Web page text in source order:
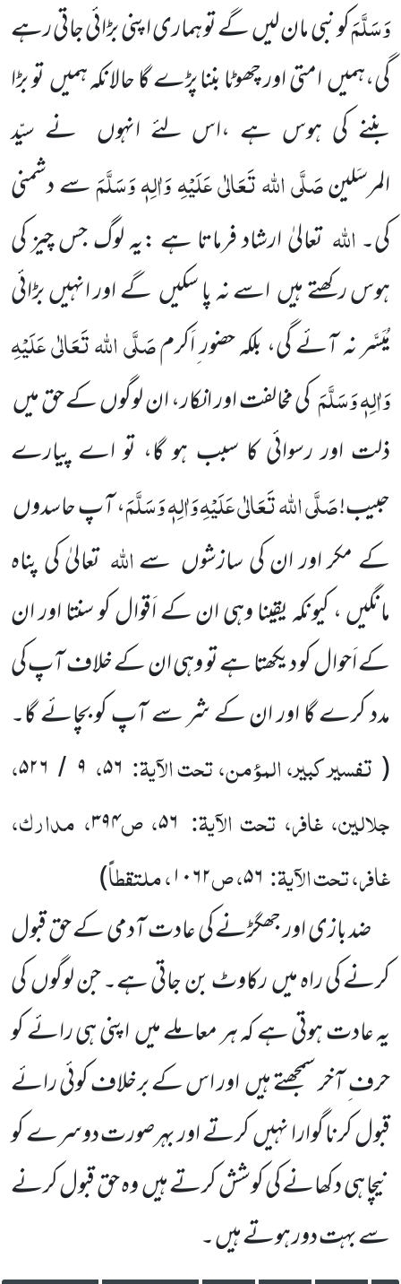
وَسَلَّمَکو نبی مان لیں گے تو ہماری اپنی بڑائی جاتی رہے
گی،ہمیں امتی اور چھوٹا بننا پڑے گا حالانکہ ہمیں تو بڑا
بننے کی ہوس ہے ،اس لئے انہوں نے سیّد
المرسَلینصَلَّی اللہ تَعَالٰی عَلَیْہِ وَاٰلِہٖ وَسَلَّمَسے دشمنی
کی۔اللہ تعالیٰ ارشاد فرماتا ہے :یہ لوگ جس چیز کی
ہوس رکھتے ہیں اسے نہ پا سکیں گے اور انہیں بڑائی
مُیَسَّر نہ آئے گی، بلکہ حضور ِاَکرمصَلَّی اللہ تَعَالٰی عَلَیْہِ
وَاٰلِہٖ وَسَلَّمَکی مخالفت اور انکار، ان لوگوں کے حق میں
ذلت اور رسوائی کا سبب ہو گا، تو اے پیارے
حبیب!صَلَّی اللہ تَعَالٰی عَلَیْہِ وَاٰلِہٖ وَسَلَّمَ، آپ حاسدوں
کے مکر اور ان کی سازشوں سےاللہ تعالیٰ کی پناہ
مانگیں ، کیونکہ یقینا وہی ان کے اَقوال کو سنتا اور ان
کے اَحوال کو دیکھتا ہے تو وہی ان کے خلاف آپ کی
مدد کرے گا اور ان کے شر سے آپ کو بچائے گا۔
( تفسیر کبیر، المؤمن، تحت الآیۃ: ۵۶، ۹ / ۵۲۶،
جلالین، غافر، تحت الآیۃ: ۵۶، ص۳۹۴، مدارک،
غافر، تحت الآیۃ: ۵۶، ص۱۰۶۲، ملتقطاً)
ضد بازی اور جھگڑنے کی عادت آدمی کے حق قبول
کرنے کی راہ میں رکاوٹ بن جاتی ہے۔ جن لوگوں کی
یہ عادت ہوتی ہے کہ ہر معاملے میں اپنی ہی رائے کو
حرف ِ آخر سمجھتے ہیں اور اس کے برخلاف کوئی رائے
قبول کرنا گوارا نہیں کرتے اور بہرصورت دوسرے کو
نیچا ہی دکھانے کی کوشش کرتے ہیں وہ حق قبول کرنے
سے بہت دور ہوتے ہیں ۔